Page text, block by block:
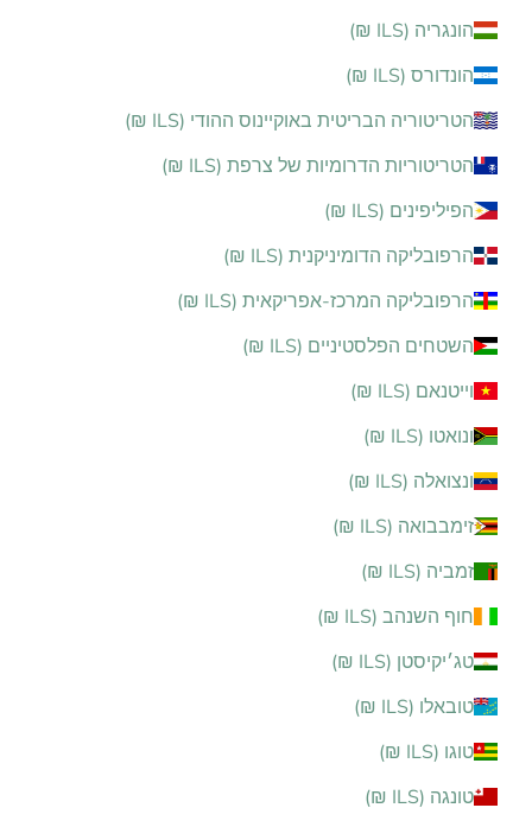
הונגריה (ILS ₪)
הונדורס (ILS ₪)
הטריטוריה הבריטית באוקיינוס ההודי (ILS ₪)
הטריטוריות הדרומיות של צרפת (ILS ₪)
הפיליפינים (ILS ₪)
הרפובליקה הדומיניקנית (ILS ₪)
הרפובליקה המרכז-אפריקאית (ILS ₪)
השטחים הפלסטיניים (ILS ₪)
וייטנאם (ILS ₪)
ונואטו (ILS ₪)
ונצואלה (ILS ₪)
זימבבואה (ILS ₪)
זמביה (ILS ₪)
חוף השנהב (ILS ₪)
טג׳יקיסטן (ILS ₪)
טובאלו (ILS ₪)
טוגו (ILS ₪)
טונגה (ILS ₪)